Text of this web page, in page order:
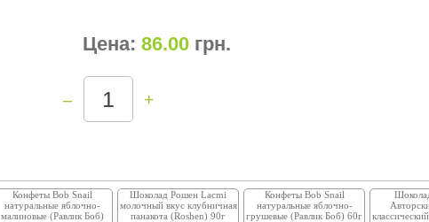
Цена: 86.00 грн.
– +
Конфеты Bob Snail
натуральные яблочно-
малиновые (Равлик Боб)
Шоколад Рошен Lacmi
молочный вкус клубничная
панакота (Roshen) 90г
Конфеты Bob Snail
натуральные яблочно-
грушевые (Равлик Боб) 60г